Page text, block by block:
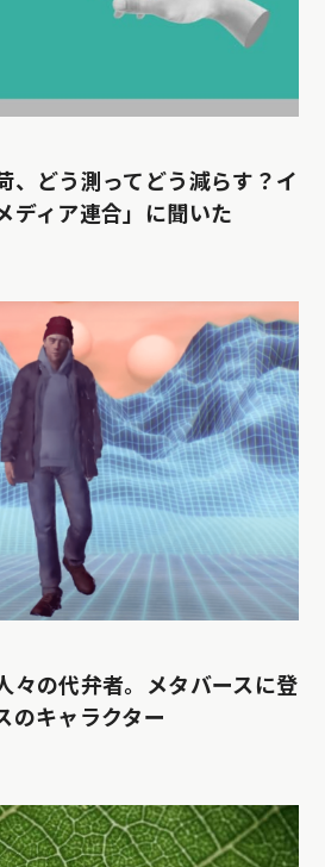
、どう測ってどう減らす？イ
ディア連合」に聞いた
々の代弁者。メタバースに登
のキャラクター